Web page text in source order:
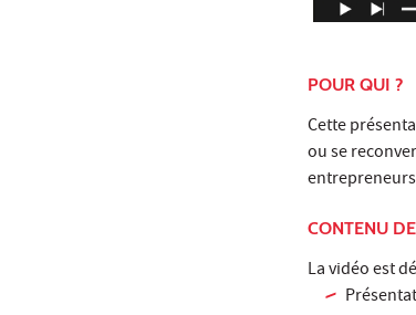
POUR QUI ?
Cette
ou se
CONTENU
La vidéo est